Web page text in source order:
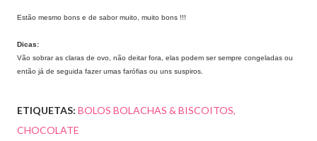
Estão mesmo bons e de sabor muito, muito bons !!!
Dicas:
Vão sobrar as claras de ovo, não deitar fora, elas podem ser sempre congeladas ou
então já de seguida fazer umas farófias ou uns suspiros.
ETIQUETAS: BOLOS BOLACHAS & BISCOITOS
CHOCOLATE